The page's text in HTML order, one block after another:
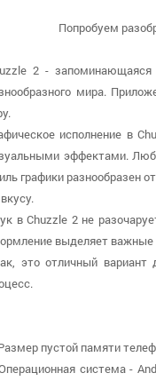
Попробуем
2 - запоминающаяся
мира.
исполнение в
эффектами.
графики разнообразен
в Chuzzle 2 не
выделяет
это отличный вариант
пустой памяти
система -